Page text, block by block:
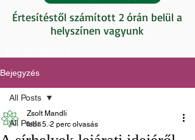
Értesítéstől számított 2 órán belül a
helyszínen vagyunk
Bejegyzés
All Posts
All Posts
Zsolt Mandli
febr. 5. 2 perc olvasás